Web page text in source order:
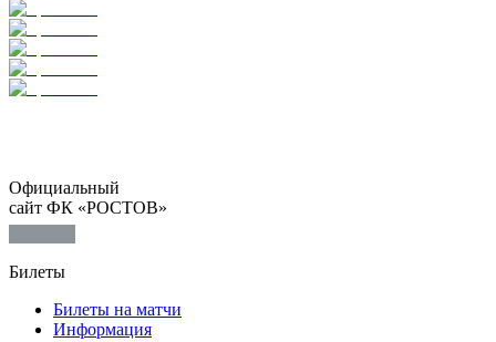
Официальный
сайт ФК «РОСТОВ»
Билеты
Билеты на матчи
Информация